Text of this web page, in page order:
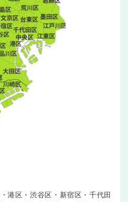
港区 渋谷区 新宿区
千代田